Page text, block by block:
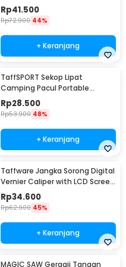
12.7mm - TDT25
Rp41.500
Rp72.900 44%
+ Keranjang
TaffSPORT Sekop Lipat
Camping Pacul Portable
Tactical Survival 40cm - 101
Rp28.500
Rp53.900 48%
+ Keranjang
Taffware Jangka Sorong Digital
Vernier Caliper with LCD Screen
150mm - JIGO-150
Rp34.600
Rp62.900 45%
+ Keranjang
MAGIC SAW Gergaji Tangan